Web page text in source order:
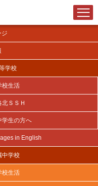
ジ
学校
校生活
北ＳＳＨ
学生の方へ
in English
中学校
校生活
学校）
ました